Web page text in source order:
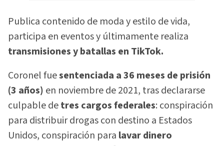
Publica contenido de moda y estilo de vida,
participa en eventos y últimamente realiza
transmisiones y batallas en TikTok.
Coronel fuesentenciada a 36 meses de prisión
(3 años) en noviembre de 2021, tras declararse
culpable detres cargos federales: conspiración
para distribuir drogas con destino a Estados
Unidos, conspiración para lavar dinero